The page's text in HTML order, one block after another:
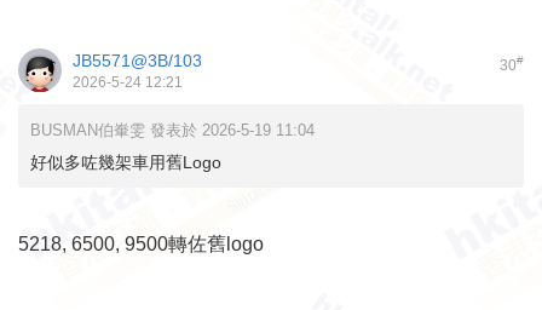
30#
JB5571@3B/103
2026-5-24 12:21
BUSMAN伯輋雯 發表於 2026-5-19 11:04
好似多咗幾架車用舊Logo
5218, 6500, 9500轉佐舊logo